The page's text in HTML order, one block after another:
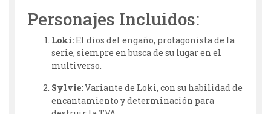
Personajes Incluidos:
Loki:El dios del engaño, protagonista de la
serie, siempre en busca de su lugar en el
multiverso.
Sylvie:Variante de Loki, con su habilidad de
encantamiento y determinación para